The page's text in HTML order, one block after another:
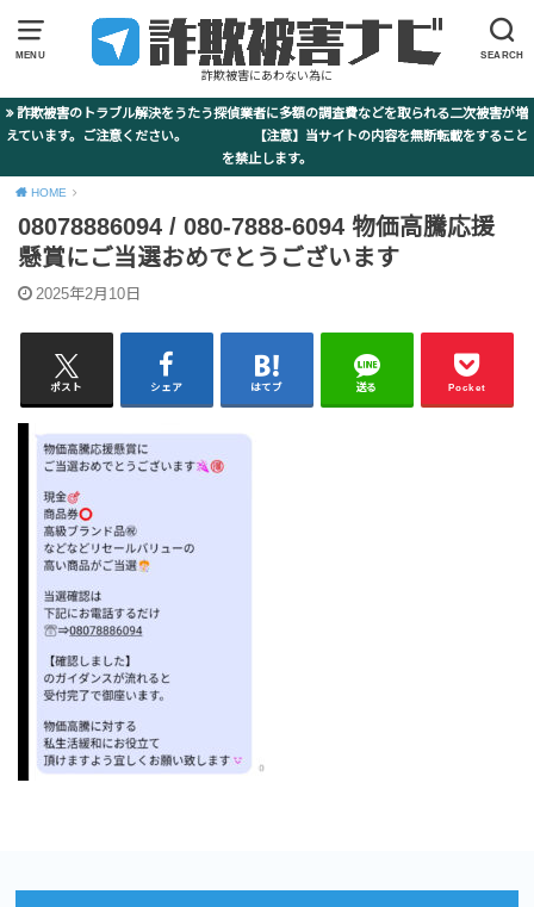
MENU SEARCH
詐欺被害にあわない為に
詐欺被害のトラブル解決をうたう探偵業者に多額の調査費などを取られる二次被害が増
えています。ご注意ください。 【注意】当サイトの内容を無断転載をすること
を禁止します。
HOME
08078886094 / 080-7888-6094 物価高騰応援
懸賞にご当選おめでとうございます
2025年2月10日
ポスト シェア はてブ 送る Pocket